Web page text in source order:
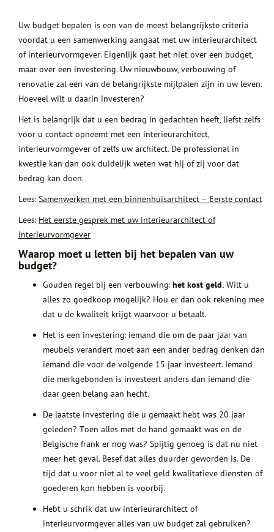
Uw budget bepalen is een van de meest belangrijkste criteria
voordat u een samenwerking aangaat met uw interieurarchitect
of interieurvormgever. Eigenlijk gaat het niet over een budget,
maar over een investering. Uw nieuwbouw, verbouwing of
renovatie zal een van de belangrijkste mijlpalen zijn in uw leven.
Hoeveel wilt u daarin investeren?
Het is belangrijk dat u een bedrag in gedachten heeft, liefst zelfs
voor u contact opneemt met een interieurarchitect,
interieurvormgever of zelfs uw architect. De professional in
kwestie kan dan ook duidelijk weten wat hij of zij voor dat
bedrag kan doen.
Lees: Samenwerken met een binnenhuisarchitect – Eerste contact
Lees: Het eerste gesprek met uw interieurarchitect of
interieurvormgever
Waarop moet u letten bij het bepalen van uw
budget?
Gouden regel bij een verbouwing: het kost geld. Wilt u
alles zo goedkoop mogelijk? Hou er dan ook rekening mee
dat u de kwaliteit krijgt waarvoor u betaalt.
Het is een investering: iemand die om de paar jaar van
meubels verandert moet aan een ander bedrag denken dan
iemand die voor de volgende 15 jaar investeert. Iemand
die merkgebonden is investeert anders dan iemand die
daar geen belang aan hecht.
De laatste investering die u gemaakt hebt was 20 jaar
geleden? Toen alles met de hand gemaakt was en de
Belgische frank er nog was? Spijtig genoeg is dat nu niet
meer het geval. Besef dat alles duurder geworden is. De
tijd dat u voor niet al te veel geld kwalitatieve diensten of
goederen kon hebben is voorbij.
Hebt u schrik dat uw interieurarchitect of
interieurvormgever alles van uw budget zal gebruiken?